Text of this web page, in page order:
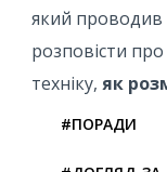
який
розповісти
техніку, як
#ПОРАДИ